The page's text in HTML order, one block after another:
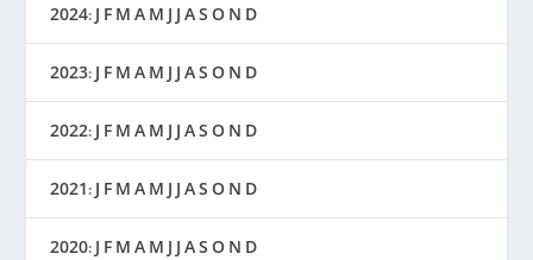
2024: J F M A M J J AS O N D
2023: J F M A M J J AS O N D
2022: J F M A M J J AS O N D
2021: J F M A M J J AS O N D
2020: J F M A M J J AS O N D